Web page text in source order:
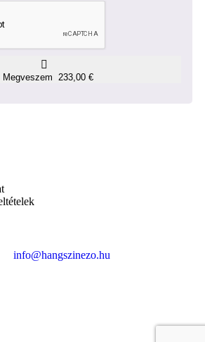
Megveszem 233,00 €
info@hangszinezo.hu